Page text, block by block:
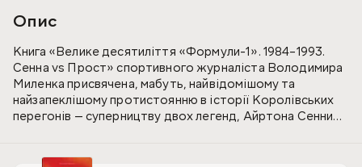
Опис
Книга «Велике десятиліття «Формули-1». 1984–1993.
Сенна vs Прост» спортивного журналіста Володимира
Миленка присвячена, мабуть, найвідомішому та
найзапеклішому протистоянню в історії Королівських
перегонів — суперництву двох легенд, Айртона Сенни